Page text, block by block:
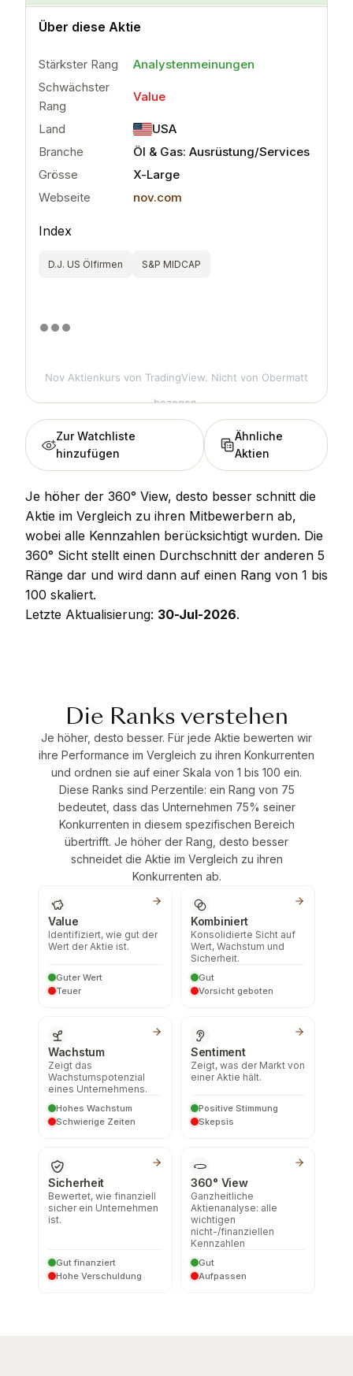
Über diese Aktie
mehr
Stärkster Rang
Analystenmeinungen
Schwächster
Rang
Value
Land
USA
Branche
Öl & Gas: Ausrüstung/Services
Grösse
X-Large
Webseite
nov.com
Index
D.J. US Ölfirmen S&P MIDCAP
Nov Aktienkurs von TradingView. Nicht von Obermatt
bezogen.
Zur Watchliste
hinzufügen
Ähnliche
Aktien
Je höher der 360° View, desto besser schnitt die
Aktie im Vergleich zu ihren Mitbewerbern ab,
wobei alle Kennzahlen berücksichtigt wurden. Die
360° Sicht stellt einen Durchschnitt der anderen 5
Ränge dar und wird dann auf einen Rang von 1 bis
100 skaliert.
Letzte Aktualisierung: 30-Jul-2026.
Die Ranks verstehen
Je höher, desto besser. Für jede Aktie bewerten wir
ihre Performance im Vergleich zu ihren Konkurrenten
und ordnen sie auf einer Skala von 1 bis 100 ein.
Diese Ranks sind Perzentile: ein Rang von 75
bedeutet, dass das Unternehmen 75% seiner
Konkurrenten in diesem spezifischen Bereich
übertrifft. Je höher der Rang, desto besser
schneidet die Aktie im Vergleich zu ihren
Konkurrenten ab.
Value
Identifiziert, wie gut der
Wert der Aktie ist.
Guter Wert
Teuer
Kombiniert
Konsolidierte Sicht auf
Wert, Wachstum und
Sicherheit.
Gut
Vorsicht geboten
Wachstum
Zeigt das
Wachstumspotenzial
eines Unternehmens.
Hohes Wachstum
Schwierige Zeiten
Sentiment
Zeigt, was der Markt von
einer Aktie hält.
Positive Stimmung
Skepsis
Sicherheit
Bewertet, wie finanziell
sicher ein Unternehmen
ist.
Gut finanziert
Hohe Verschuldung
360° View
Ganzheitliche
Aktienanalyse: alle
wichtigen
nicht-/finanziellen
Kennzahlen
Gut
Aufpassen